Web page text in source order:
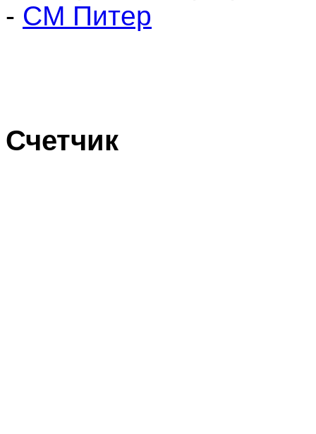
- СМ Питер
Счетчик